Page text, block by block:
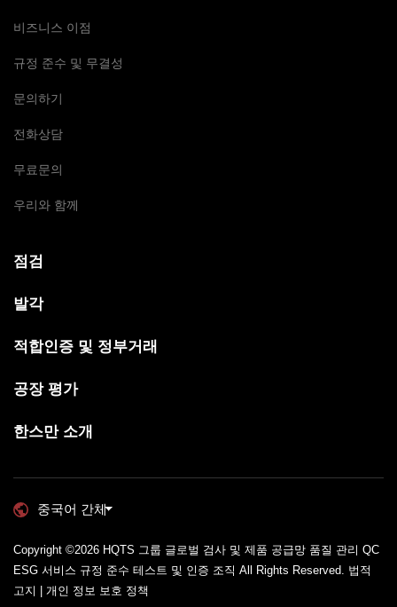
비즈니스 이점
규정 준수 및 무결성
문의하기
전화상담
무료문의
우리와 함께
점검
발각
적합인증 및 정부거래
공장 평가
한스만 소개
중국어 간체
Copyright ©2026 HQTS 그룹 글로벌 검사 및 제품 공급망 품질 관리 QC
ESG 서비스 규정 준수 테스트 및 인증 조직 All Rights Reserved. 법적
고지 | 개인 정보 보호 정책